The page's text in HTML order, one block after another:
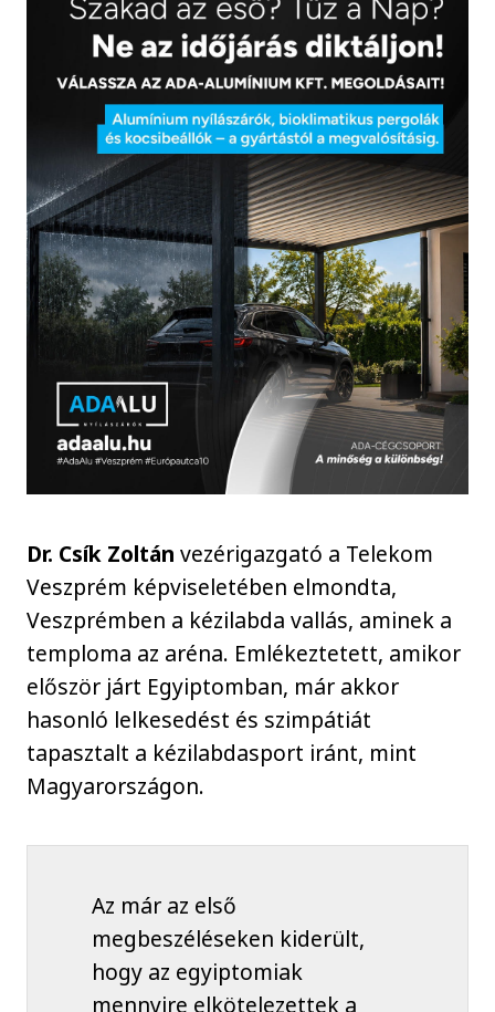
Dr. Csík Zoltán vezérigazgató a Telekom
Veszprém képviseletében elmondta,
Veszprémben a kézilabda vallás, aminek a
temploma az aréna. Emlékeztetett, amikor
először járt Egyiptomban, már akkor
hasonló lelkesedést és szimpátiát
tapasztalt a kézilabdasport iránt, mint
Magyarországon.
Az már az első
megbeszéléseken kiderült,
hogy az egyiptomiak
mennyire elkötelezettek a